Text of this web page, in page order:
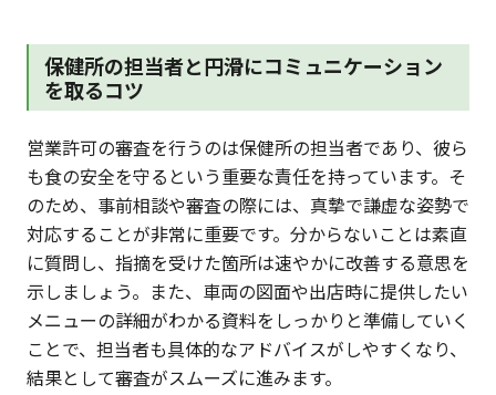
保健所の担当者と円滑にコミュニケーション
を取るコツ
営業許可の審査を行うのは保健所の担当者であり、彼ら
も食の安全を守るという重要な責任を持っています。そ
のため、事前相談や審査の際には、真摯で謙虚な姿勢で
対応することが非常に重要です。分からないことは素直
に質問し、指摘を受けた箇所は速やかに改善する意思を
示しましょう。また、車両の図面や出店時に提供したい
メニューの詳細がわかる資料をしっかりと準備していく
ことで、担当者も具体的なアドバイスがしやすくなり、
結果として審査がスムーズに進みます。